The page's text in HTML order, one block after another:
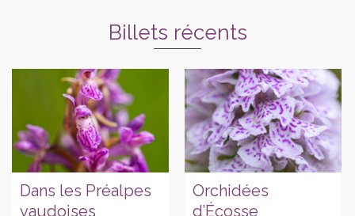
Billets récents
Dans les Préalpes
vaudoises
Orchidées
d’Écosse